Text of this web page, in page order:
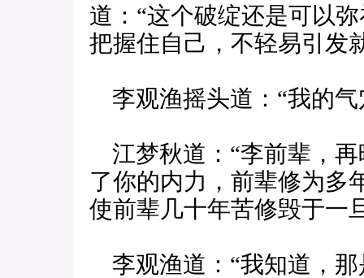
道：“这个破绽还是可以
把握住自己，不轻易引发
李观渔摇头道：“我的气
江梦秋道：“李前辈，
了你的内力，前辈修为多
使前辈几十年苦修毁于一
李观渔道：“我知道，